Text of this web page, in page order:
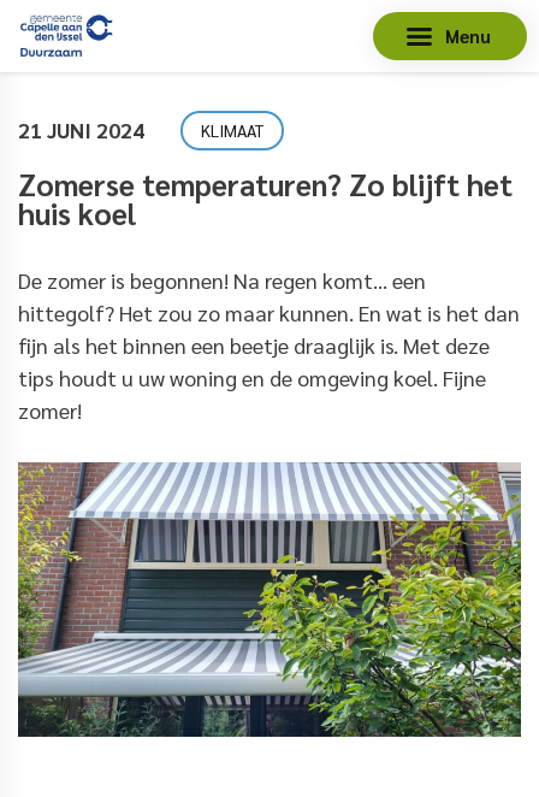
Menu
21 JUNI 2024 KLIMAAT
Zomerse temperaturen? Zo blijft het
huis koel
De zomer is begonnen! Na regen komt… een
hittegolf? Het zou zo maar kunnen. En wat is het dan
fijn als het binnen een beetje draaglijk is. Met deze
tips houdt u uw woning en de omgeving koel. Fijne
zomer!